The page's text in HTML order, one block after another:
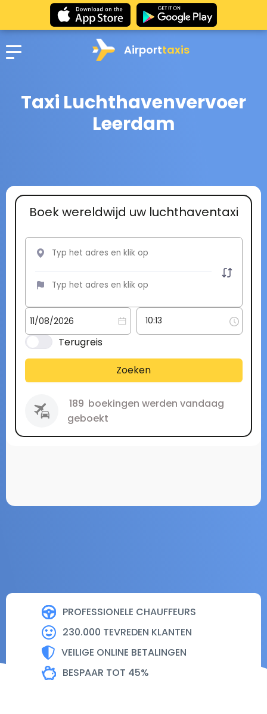
Airporttaxis
Taxi Luchthavenvervoer
Leerdam
PROFESSIONELE CHAUFFEURS
230.000 TEVREDEN KLANTEN
VEILIGE ONLINE BETALINGEN
BESPAAR TOT 45%
Boek wereldwijd uw luchthaventaxi
Terugreis
Zoeken
189 boekingen werden vandaag
geboekt